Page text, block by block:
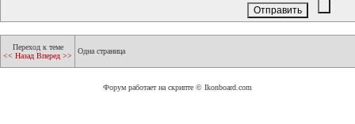
Переход к теме
<< Назад Вперед >>
Одна страница
Форум работает на скрипте © Ikonboard.com